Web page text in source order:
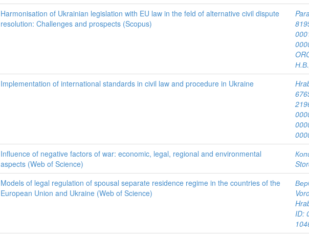
Harmonisation of Ukrainian legislation with EU law in the feld of alternative civil dispute
resolution: Challenges and prospects (Scopus)
Н.В.
Implementation of international standards in civil law and procedure in Ukraine
Influence of negative factors of war: economic, legal, regional and environmental
aspects (Web of Science)
Models of legal regulation of spousal separate residence regime in the countries of the
European Union and Ukraine (Web of Science)
ID: